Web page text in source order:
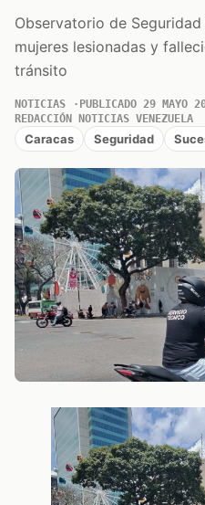
Observatorio de
mujeres lesionadas y
tránsito
NOTICIAS PUBLICADO 29 MAYO
REDACCIÓN NOTICIAS VENEZUELA
Caracas Seguridad